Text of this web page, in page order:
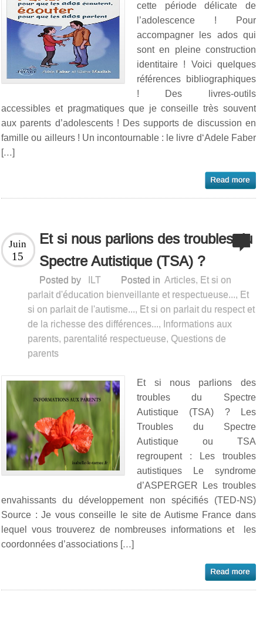
cette période délicate de
l’adolescence ! Pour
accompagner les ados qui
sont en pleine construction
identitaire ! Voici quelques
références bibliographiques
! Des livres-outils
accessibles et pragmatiques que je conseille très souvent
aux parents d’adolescents ! Des supports de discussion en
famille ou ailleurs ! Un incontournable : le livre d‘Adele Faber
[…]
Et si nous parlions des troubles du
Spectre Autistique (TSA) ?
Juin
15
Posted by ILT Posted in Articles, Et si on
parlait d'éducation bienveillante et respectueuse..., Et
si on parlait de l'autisme..., Et si on parlait du respect et
de la richesse des différences..., Informations aux
parents, parentalité respectueuse, Questions de
parents
Et si nous parlions des
troubles du Spectre
Autistique (TSA) ? Les
Troubles du Spectre
Autistique ou TSA
regroupent : Les troubles
autistiques Le syndrome
d’ASPERGER Les troubles
envahissants du développement non spécifiés (TED-NS)
Source : Je vous conseille le site de Autisme France dans
lequel vous trouverez de nombreuses informations et les
coordonnées d’associations […]